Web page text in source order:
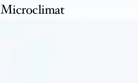
Microclimat